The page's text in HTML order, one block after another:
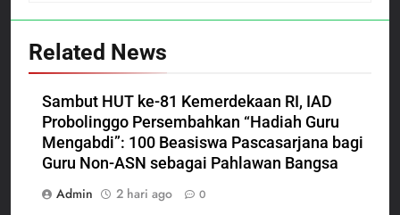
Related News
Sambut HUT ke-81 Kemerdekaan RI, IAD
Probolinggo Persembahkan “Hadiah Guru
Mengabdi”: 100 Beasiswa Pascasarjana bagi
Guru Non-ASN sebagai Pahlawan Bangsa
Admin
2 hari ago 0